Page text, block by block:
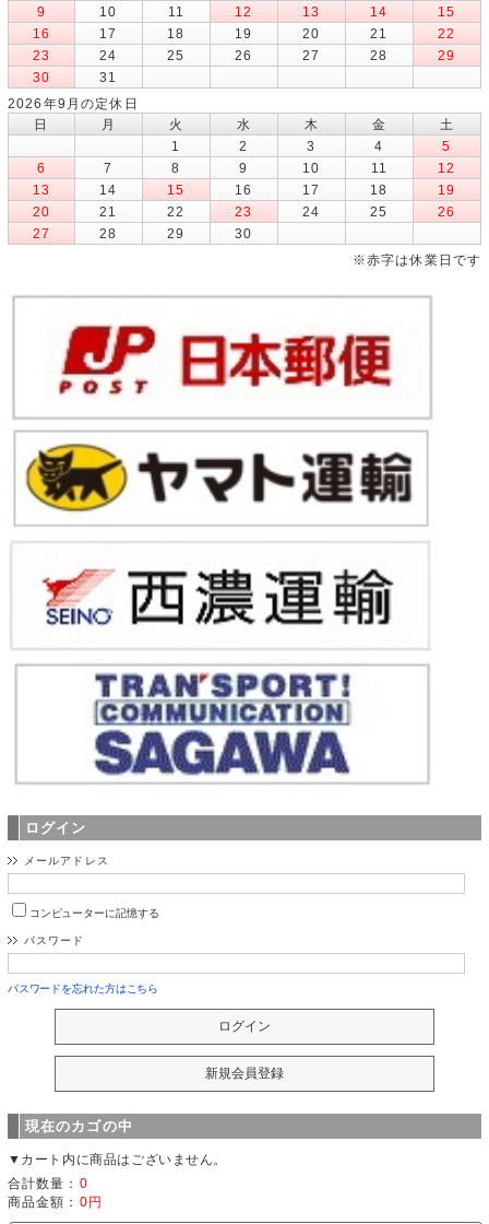
9
10 11 12 13 14
15
16
17 18 19 20 21
22
23
24 25 26 27 28
29
30
31
2026年9月の定休日
日
月 火 水 木 金
土
1
2 3 4
5
6
7 8 9 10 11
12
13
14 15 16 17 18
19
20
21 22 23 24 25
26
27
28 29
30
※赤字は休業日です
ログイン
メールアドレス
コンピューターに記憶する
パスワード
パスワードを忘れた方はこちら
現在のカゴの中
▼カート内に商品はございません。
合計数量： 0
商品金額： 0円